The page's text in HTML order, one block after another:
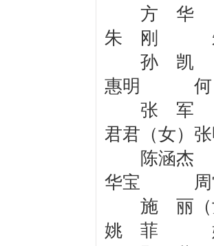
方 华
朱 刚
孙 凯
惠明
张 军
君君（女
陈涵杰
华宝 周常
施 丽
姚 菲